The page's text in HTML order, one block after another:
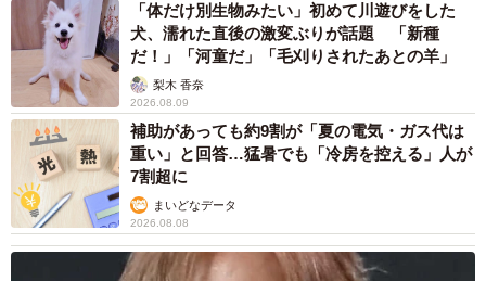
担当をゴリラにしました。ライオンとかクマでもよかった
んですけど、ヒトに近い姿の方が面白いかなと思ってゴリ
ラに。あと、人間が言うとキツすぎることも、ゴリラなら
多少マイルドになるかな？と思ったんですけど…ならなか
ったですね。
「体だけ別生物みたい」初めて川遊びをした
犬、濡れた直後の激変ぶりが話題 「新種
だ！」「河童だ」「毛刈りされたあとの羊」
梨木 香奈
2026.08.09
補助があっても約9割が「夏の電気・ガス代は
重い」と回答…猛暑でも「冷房を控える」人が
7割超に
まいどなデータ
2026.08.08